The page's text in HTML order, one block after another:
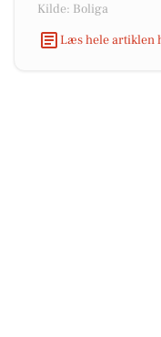
Kilde: Boliga
Læs hele artiklen